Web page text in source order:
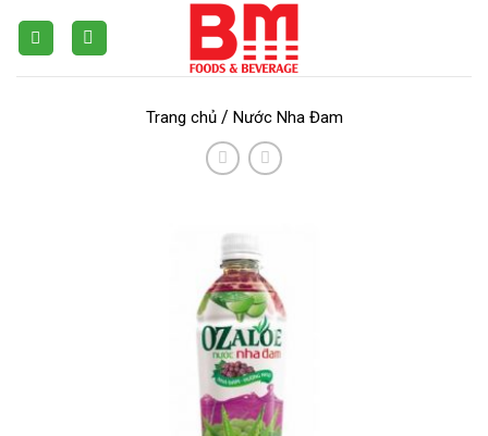
Trang chủ / Nước Nha Đam